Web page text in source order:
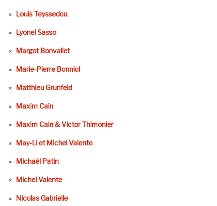
Louis Teyssedou
Lyonel Sasso
Margot Bonvallet
Marie-Pierre Bonniol
Matthieu Grunfeld
Maxim Cain
Maxim Cain & Victor Thimonier
May-Li et Michel Valente
Michaël Patin
Michel Valente
Nicolas Gabrielle